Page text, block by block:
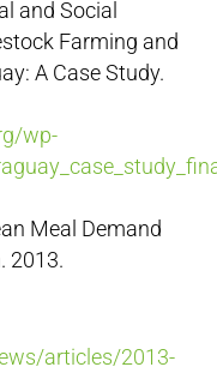
and Social
Farming and
A Case Study.
wp-
Meal Demand
2013.
articles/2013-